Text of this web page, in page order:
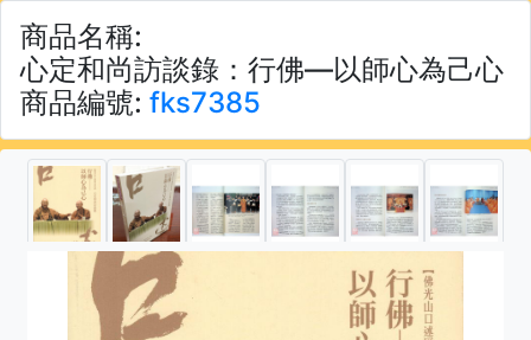
商品名稱:
心定和尚訪談錄：行佛—以師心為己心
商品編號: fks7385